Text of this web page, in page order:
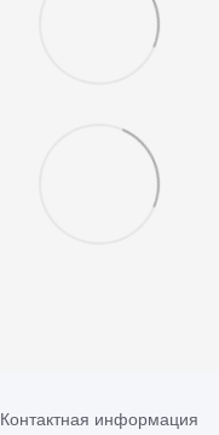
Контактная информация